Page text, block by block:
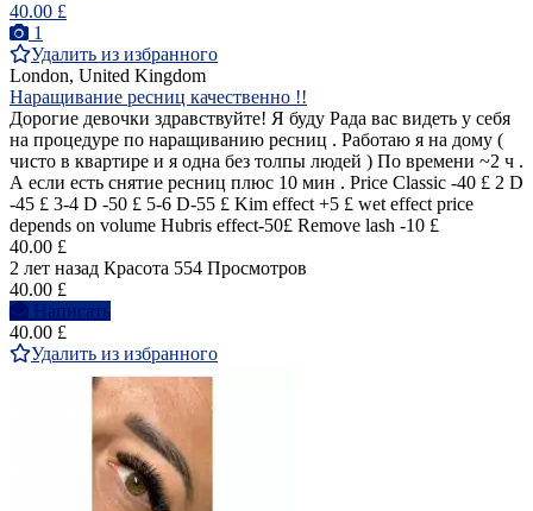
40.00 £
1
Удалить из избранного
London, United Kingdom
Наращивание ресниц качественно !!
Дорогие девочки здравствуйте! Я буду Рада вас видеть у себя
на процедуре по наращиванию ресниц . Работаю я на дому (
чисто в квартире и я одна без толпы людей ) По времени ~2 ч .
А если есть снятие ресниц плюс 10 мин . Price Classic -40 £ 2 D
-45 £ 3-4 D -50 £ 5-6 D-55 £ Kim effect +5 £ wet effect price
depends on volume Hubris effect-50£ Remove lash -10 £
40.00 £
2 лет назад Красота 554 Просмотров
40.00 £
Написать
40.00 £
Удалить из избранного